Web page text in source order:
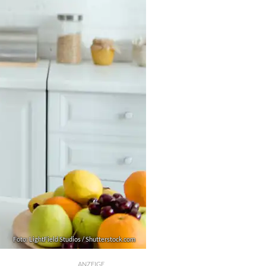
Foto: LightField Studios / Shutterstock.com
ANZEIGE